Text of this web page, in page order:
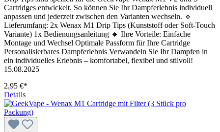
Cartridges entwickelt. So können Sie Ihr Dampferlebnis individuell
anpassen und jederzeit zwischen den Varianten wechseln. 🔹
Lieferumfang: 2x Wenax M1 Drip Tips (Kunststoff oder Soft-Touch
Variante) 1x Bedienungsanleitung 🔹 Ihre Vorteile: Einfache
Montage und Wechsel Optimale Passform für Ihre Cartridge
Personalisierbares Dampferlebnis Verwandeln Sie Ihr Dampfen in
ein individuelles Erlebnis – komfortabel, flexibel und stilvoll!
15.08.2025
2,95 €*
Details